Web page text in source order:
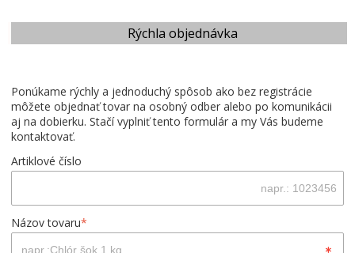
Rýchla objednávka
Ponúkame rýchly a jednoduchý spôsob ako bez registrácie
môžete objednať tovar na osobný odber alebo po komunikácii
aj na dobierku. Stačí vyplniť tento formulár a my Vás budeme
kontaktovať.
Artiklové číslo
Názov tovaru*